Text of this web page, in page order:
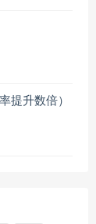
提升数倍）